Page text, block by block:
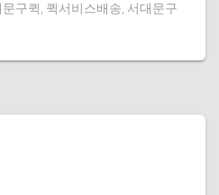
구퀵, 퀵서비스배송, 서대문구